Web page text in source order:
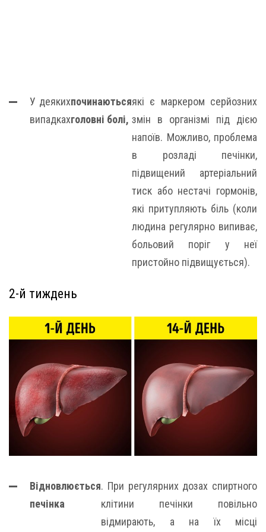
У деяких
випадках
починаються
головні болі,
які є маркером серйозних
змін в організмі під дією
напоїв. Можливо, проблема
в розладі печінки,
підвищений артеріальний
тиск або нестачі гормонів,
які притупляють біль (коли
людина регулярно випиває,
больовий поріг у неї
пристойно підвищується).
2-й тиждень
Відновлюється
печінка
. При регулярних дозах спиртного
клітини печінки повільно
відмирають, а на їх місці